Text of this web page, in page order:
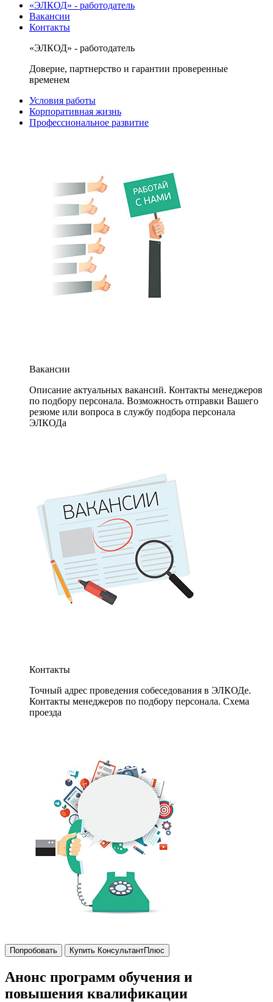
«ЭЛКОД» - работодатель
Вакансии
Контакты
«ЭЛКОД» - работодатель
Доверие, партнерство и гарантии проверенные
временем
Условия работы
Корпоративная жизнь
Профессиональное развитие
Вакансии
Описание актуальных вакансий. Контакты менеджеров
по подбору персонала. Возможность отправки Вашего
резюме или вопроса в службу подбора персонала
ЭЛКОДа
Контакты
Точный адрес проведения собеседования в ЭЛКОДе.
Контакты менеджеров по подбору персонала. Схема
проезда
Попробовать Купить КонсультантПлюс
Анонс программ обучения и
повышения квалификации